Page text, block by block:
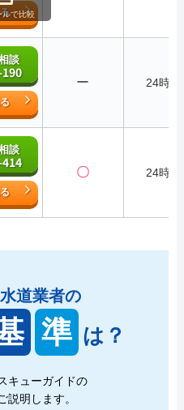
談
ー 24時間
談
〇 24時間
ルで比較
道業者の
準 は？
キューガイドの
説明します。